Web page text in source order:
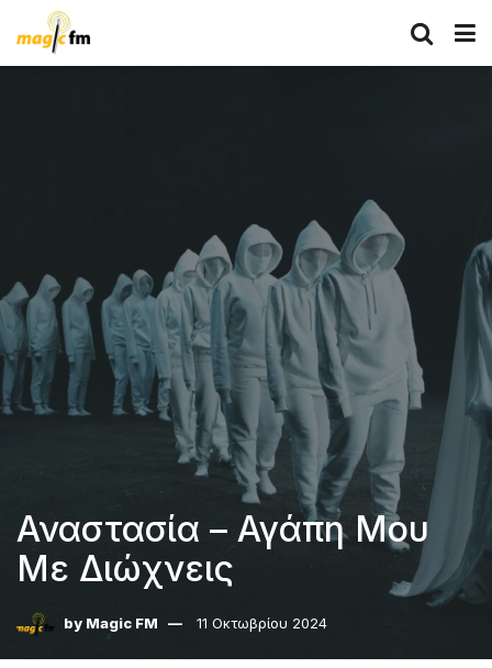
Αναστασία – Αγάπη Μου
Με Διώχνεις
by Magic FM 11 Οκτωβρίου 2024